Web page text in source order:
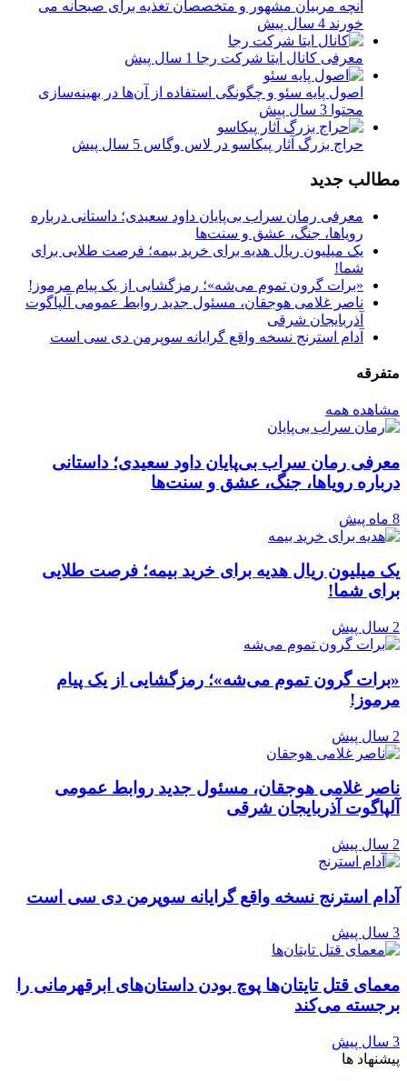
آنچه مربیان مشهور و متخصصان تغذیه برای صبحانه می
خورند 4 سال پیش
معرفی کانال ایتا شرکت رجا 1 سال پیش
اصول پایه سئو و چگونگی استفاده از آن‌ها در بهینه‌سازی
محتوا 3 سال پیش
حراج بزرگ آثار پیکاسو در لاس وگاس 5 سال پیش
مطالب جدید
معرفی رمان سراب بی‌پایان داود سعیدی؛ داستانی درباره
رویاها، جنگ، عشق و سنت‌ها
یک میلیون ریال هدیه برای خرید بیمه؛ فرصت طلایی برای
شما!
«برات گرون تموم می‌شه»؛ رمزگشایی از یک پیام مرموز!
ناصر غلامی هوجقان، مسئول جدید روابط عمومی آلپاگوت
آذربایجان شرقی
آدام استرنج نسخه واقع گرایانه سوپرمن دی سی است
متفرقه
مشاهده همه
معرفی رمان سراب بی‌پایان داود سعیدی؛ داستانی
درباره رویاها، جنگ، عشق و سنت‌ها
8 ماه پیش
یک میلیون ریال هدیه برای خرید بیمه؛ فرصت طلایی
برای شما!
2 سال پیش
«برات گرون تموم می‌شه»؛ رمزگشایی از یک پیام
مرموز!
2 سال پیش
ناصر غلامی هوجقان، مسئول جدید روابط عمومی
آلپاگوت آذربایجان شرقی
2 سال پیش
آدام استرنج نسخه واقع گرایانه سوپرمن دی سی است
3 سال پیش
معمای قتل تایتان‌ها پوچ بودن داستان‌های ابرقهرمانی را
برجسته می‌کند
3 سال پیش
پیشنهاد ها